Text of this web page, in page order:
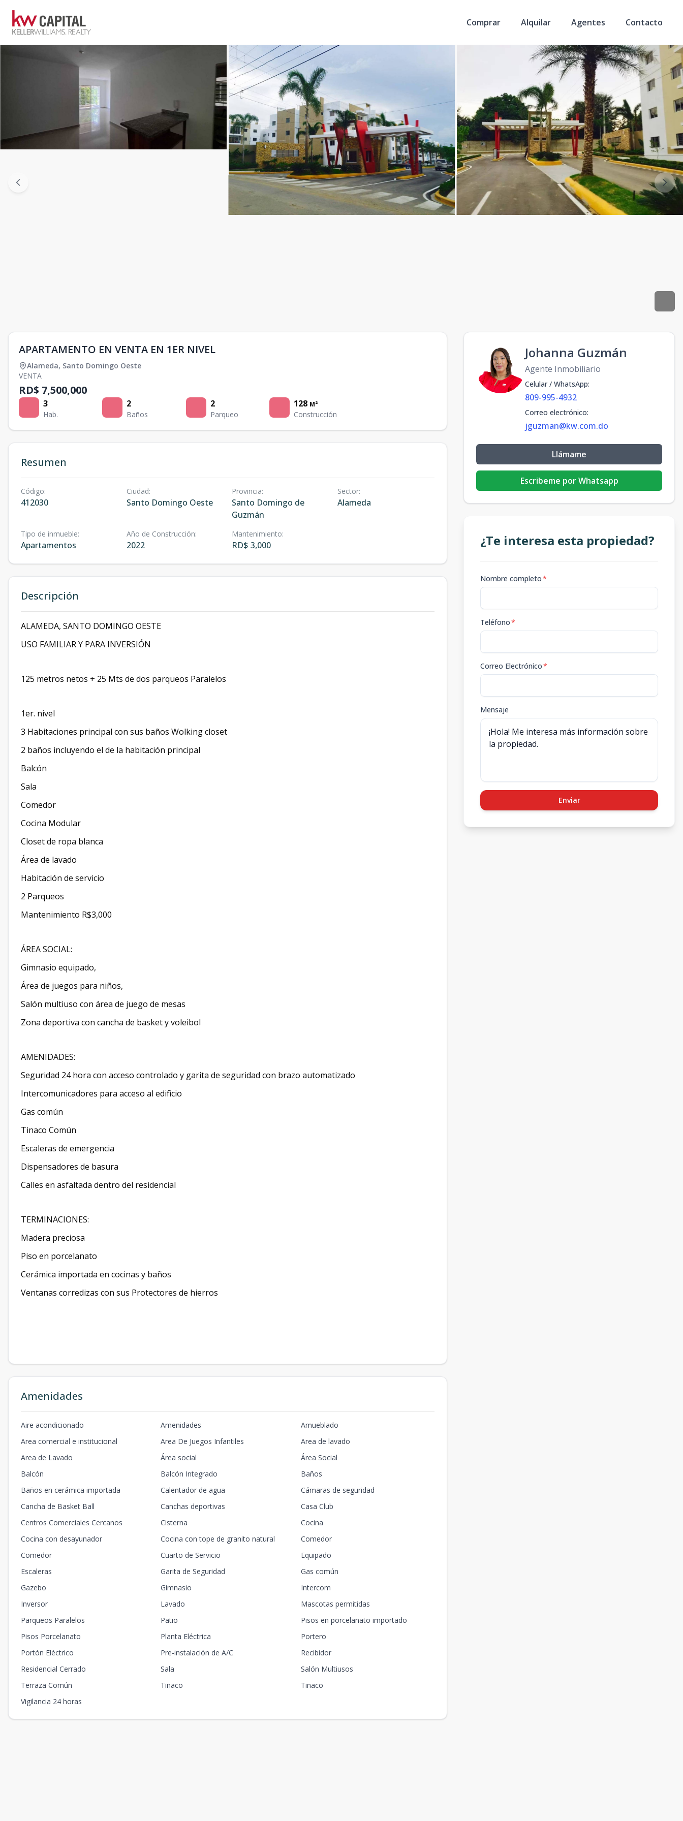
Comprar Alquilar Agentes Contacto
APARTAMENTO EN VENTA EN 1ER NIVEL
Alameda, Santo Domingo Oeste
VENTA
RD$ 7,500,000
3
Hab.
2
Baños
2
Parqueo
128 M²
Construcción
Resumen
Código:
412030
Ciudad:
Santo Domingo Oeste
Provincia:
Santo Domingo de
Guzmán
Sector:
Alameda
Tipo de inmueble:
Apartamentos
Año de Construcción:
2022
Mantenimiento:
RD$ 3,000
Descripción
ALAMEDA, SANTO DOMINGO OESTE
USO FAMILIAR Y PARA INVERSIÓN
125 metros netos + 25 Mts de dos parqueos Paralelos
1er. nivel
3 Habitaciones principal con sus baños Wolking closet
2 baños incluyendo el de la habitación principal
Balcón
Sala
Comedor
Cocina Modular
Closet de ropa blanca
Área de lavado
Habitación de servicio
2 Parqueos
Mantenimiento R$3,000
ÁREA SOCIAL:
Gimnasio equipado,
Área de juegos para niños,
Salón multiuso con área de juego de mesas
Zona deportiva con cancha de basket y voleibol
AMENIDADES:
Seguridad 24 hora con acceso controlado y garita de seguridad con brazo automatizado
Intercomunicadores para acceso al edificio
Gas común
Tinaco Común
Escaleras de emergencia
Dispensadores de basura
Calles en asfaltada dentro del residencial
TERMINACIONES:
Madera preciosa
Piso en porcelanato
Cerámica importada en cocinas y baños
Ventanas corredizas con sus Protectores de hierros
Amenidades
Aire acondicionado Amenidades
Amueblado
Area comercial e institucional
Area De Juegos Infantiles
Area de lavado
Area de Lavado
Área social
Área Social
Balcón
Balcón Integrado
Baños
Baños en cerámica importada
Calentador de agua
Cámaras de seguridad
Cancha de Basket Ball
Canchas deportivas
Casa Club
Centros Comerciales Cercanos
Cisterna
Cocina
Cocina con desayunador
Cocina con tope de granito natural
Comedor
Comedor
Cuarto de Servicio
Equipado
Escaleras
Garita de Seguridad
Gas común
Gazebo
Gimnasio
Intercom
Inversor
Lavado
Mascotas permitidas
Parqueos Paralelos
Patio
Pisos en porcelanato importado
Pisos Porcelanato
Planta Eléctrica
Portero
Portón Eléctrico
Pre-instalación de A/C
Recibidor
Residencial Cerrado
Sala
Salón Multiusos
Terraza Común
Tinaco
Tinaco
Vigilancia 24 horas
Johanna Guzmán
Agente Inmobiliario
Celular / WhatsApp:
809-995-4932
Correo electrónico:
jguzman@kw.com.do
Llámame
Escribeme por Whatsapp
¿Te interesa esta propiedad?
Nombre completo*
Teléfono*
Correo Electrónico*
Mensaje
Enviar